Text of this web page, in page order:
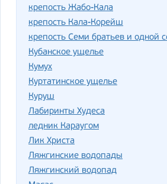
крепость Жабо-Кала
крепость Кала-Корейш
крепость Семи братьев и одной
Кубанское ущелье
Кумух
Куртатинское ущелье
Куруш
Лабиринты Худеса
ледник Караугом
Лик Христа
Ляжгинские водопады
Ляжгинский водопад